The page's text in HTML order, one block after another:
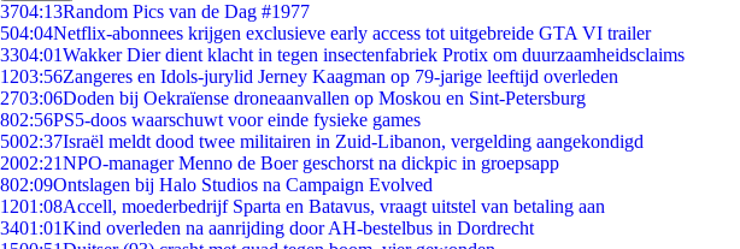
3704:13Random Pics van de Dag #1977
504:04Netflix-abonnees krijgen exclusieve early access tot uitgebreide GTA VI trailer
3304:01Wakker Dier dient klacht in tegen insectenfabriek Protix om duurzaamheidsclaims
1203:56Zangeres en Idols-jurylid Jerney Kaagman op 79-jarige leeftijd overleden
2703:06Doden bij Oekraïense droneaanvallen op Moskou en Sint-Petersburg
802:56PS5-doos waarschuwt voor einde fysieke games
5002:37Israël meldt dood twee militairen in Zuid-Libanon, vergelding aangekondigd
2002:21NPO-manager Menno de Boer geschorst na dickpic in groepsapp
802:09Ontslagen bij Halo Studios na Campaign Evolved
1201:08Accell, moederbedrijf Sparta en Batavus, vraagt uitstel van betaling aan
3401:01Kind overleden na aanrijding door AH-bestelbus in Dordrecht